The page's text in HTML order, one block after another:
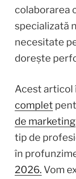
colaborarea
specializată
necesitate
dorește
Acest articol
complet
de marketing
tip de
în
2026. Vom